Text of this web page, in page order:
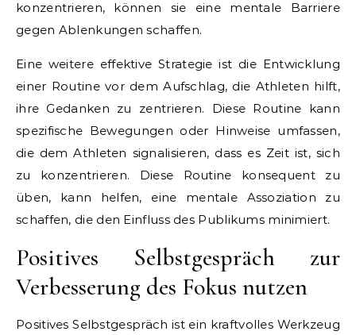
konzentrieren, können sie eine mentale Barriere
gegen Ablenkungen schaffen.
Eine weitere effektive Strategie ist die Entwicklung
einer Routine vor dem Aufschlag, die Athleten hilft,
ihre Gedanken zu zentrieren. Diese Routine kann
spezifische Bewegungen oder Hinweise umfassen,
die dem Athleten signalisieren, dass es Zeit ist, sich
zu konzentrieren. Diese Routine konsequent zu
üben, kann helfen, eine mentale Assoziation zu
schaffen, die den Einfluss des Publikums minimiert.
Positives Selbstgespräch zur
Verbesserung des Fokus nutzen
Positives Selbstgespräch ist ein kraftvolles Werkzeug